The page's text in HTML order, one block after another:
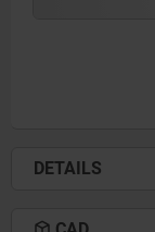
DETAILS